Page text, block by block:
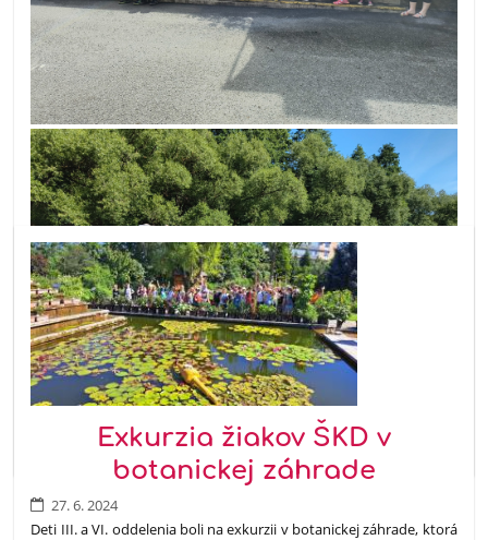
Exkurzia žiakov ŠKD v
botanickej záhrade
27. 6. 2024
Deti III. a VI. oddelenia boli na exkurzii v botanickej záhrade, ktorá